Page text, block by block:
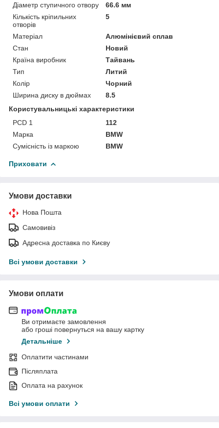
Діаметр ступичного отвору
66.6 мм
Кількість кріпильних
отворів
5
Матеріал
Алюмінієвий сплав
Стан
Новий
Країна виробник
Тайвань
Тип
Литий
Колір
Чорний
Ширина диску в дюймах
8.5
Користувальницькі характеристики
PCD 1
112
Марка
BMW
Сумісність із маркою
BMW
Приховати
Умови доставки
Нова Пошта
Самовивіз
Адресна доставка по Києву
Всі умови доставки
Умови оплати
Ви отримаєте замовлення
або гроші повернуться на вашу картку
Детальніше
Оплатити частинами
Післяплата
Оплата на рахунок
Всі умови оплати